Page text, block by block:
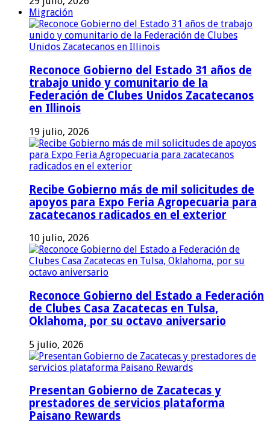
Migración
Reconoce Gobierno del Estado 31 años de
trabajo unido y comunitario de la
Federación de Clubes Unidos Zacatecanos
en Illinois
19 julio, 2026
Recibe Gobierno más de mil solicitudes de
apoyos para Expo Feria Agropecuaria para
zacatecanos radicados en el exterior
10 julio, 2026
Reconoce Gobierno del Estado a Federación
de Clubes Casa Zacatecas en Tulsa,
Oklahoma, por su octavo aniversario
5 julio, 2026
Presentan Gobierno de Zacatecas y
prestadores de servicios plataforma
Paisano Rewards